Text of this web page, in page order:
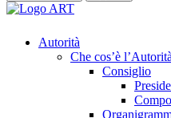
Autorità
Che cos’è l’Autorità
Consiglio